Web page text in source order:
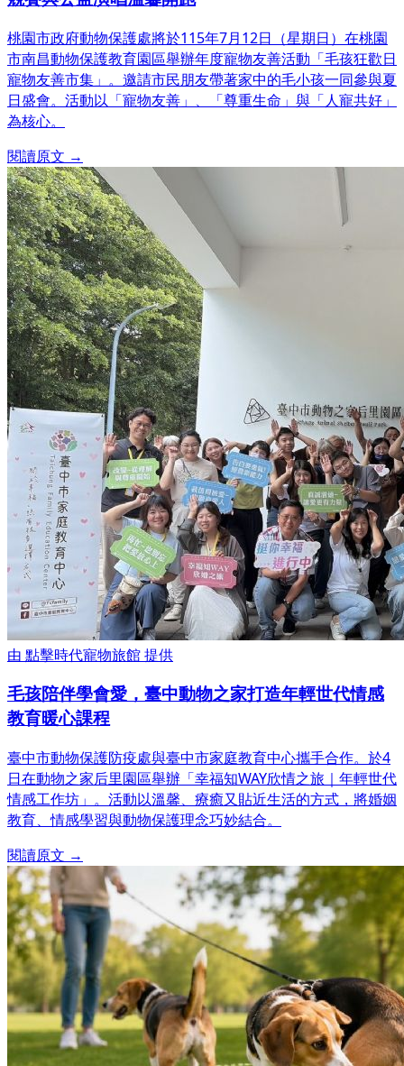
桃園市政府動物保護處將於115年7月12日（星期日）在桃園
市南昌動物保護教育園區舉辦年度寵物友善活動「毛孩狂歡日
寵物友善市集」。邀請市民朋友帶著家中的毛小孩一同參與夏
日盛會。活動以「寵物友善」、「尊重生命」與「人寵共好」
為核心。
閱讀原文 →
由 點擊時代寵物旅館提供
毛孩陪伴學會愛，臺中動物之家打造年輕世代情感
教育暖心課程
臺中市動物保護防疫處與臺中市家庭教育中心攜手合作。於4
日在動物之家后里園區舉辦「幸福知WAY欣情之旅｜年輕世代
情感工作坊」。活動以溫馨、療癒又貼近生活的方式，將婚姻
教育、情感學習與動物保護理念巧妙結合。
閱讀原文 →